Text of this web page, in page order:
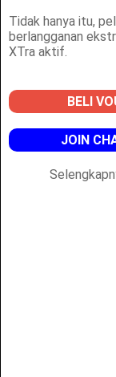
Tidak hanya itu,
berlangganan
XTra aktif.
BELI
JOIN